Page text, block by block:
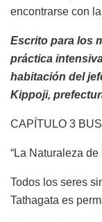
encontrarse con
Escrito para los
práctica
habitación del
Kippoji,
CAPÍTULO 3
“La Naturaleza de
Todos los seres
Tathagata es